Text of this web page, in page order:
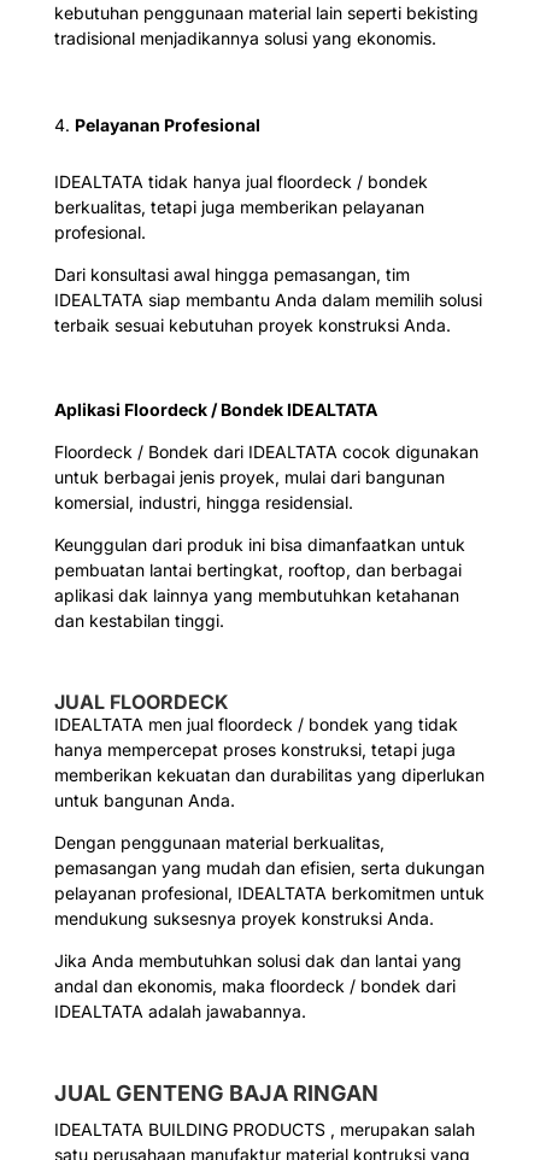
kebutuhan penggunaan material lain seperti bekisting
tradisional menjadikannya solusi yang ekonomis.
Pelayanan Profesional
IDEALTATA tidak hanya jual floordeck / bondek
berkualitas, tetapi juga memberikan pelayanan
profesional.
Dari konsultasi awal hingga pemasangan, tim
IDEALTATA siap membantu Anda dalam memilih solusi
terbaik sesuai kebutuhan proyek konstruksi Anda.
Aplikasi Floordeck / Bondek IDEALTATA
Floordeck / Bondek dari IDEALTATA cocok digunakan
untuk berbagai jenis proyek, mulai dari bangunan
komersial, industri, hingga residensial.
Keunggulan dari produk ini bisa dimanfaatkan untuk
pembuatan lantai bertingkat, rooftop, dan berbagai
aplikasi dak lainnya yang membutuhkan ketahanan
dan kestabilan tinggi.
JUAL FLOORDECK
IDEALTATA men jual floordeck / bondek yang tidak
hanya mempercepat proses konstruksi, tetapi juga
memberikan kekuatan dan durabilitas yang diperlukan
untuk bangunan Anda.
Dengan penggunaan material berkualitas,
pemasangan yang mudah dan efisien, serta dukungan
pelayanan profesional, IDEALTATA berkomitmen untuk
mendukung suksesnya proyek konstruksi Anda.
Jika Anda membutuhkan solusi dak dan lantai yang
andal dan ekonomis, maka floordeck / bondek dari
IDEALTATA adalah jawabannya.
JUAL GENTENG BAJA RINGAN
IDEALTATA BUILDING PRODUCTS , merupakan salah
satu perusahaan manufaktur material kontruksi yang